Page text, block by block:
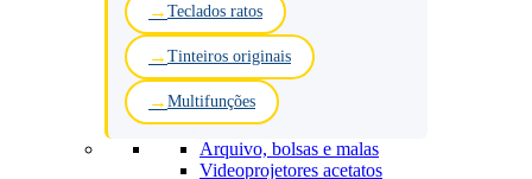
Teclados ratos
Tinteiros originais
Multifunções
Arquivo, bolsas e malas
Videoprojetores acetatos